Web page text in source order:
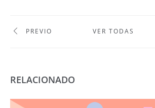
PREVIO VER TODAS
RELACIONADO